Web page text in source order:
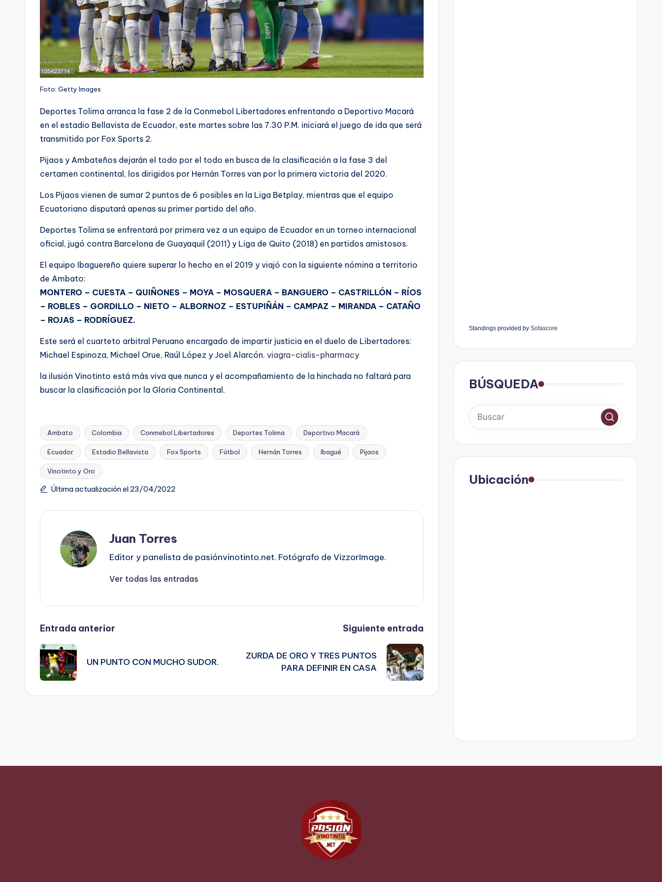
Foto: Getty Images
Deportes Tolima arranca la fase 2 de la Conmebol Libertadores enfrentando a Deportivo Macará
en el estadio Bellavista de Ecuador, este martes sobre las 7.30 P.M. iniciará el juego de ida que será
transmitido por Fox Sports 2.
Pijaos y Ambateños dejarán el todo por el todo en busca de la clasificación a la fase 3 del
certamen continental, los dirigidos por Hernán Torres van por la primera victoria del 2020.
Los Pijaos vienen de sumar 2 puntos de 6 posibles en la Liga Betplay, mientras que el equipo
Ecuatoriano disputará apenas su primer partido del año.
Deportes Tolima se enfrentará por primera vez a un equipo de Ecuador en un torneo internacional
oficial, jugó contra Barcelona de Guayaquil (2011) y Liga de Quito (2018) en partidos amistosos.
El equipo Ibaguereño quiere superar lo hecho en el 2019 y viajó con la siguiente nómina a territorio
de Ambato:
MONTERO – CUESTA – QUIÑONES – MOYA – MOSQUERA – BANGUERO – CASTRILLÓN – RÍOS
– ROBLES – GORDILLO – NIETO – ALBORNOZ – ESTUPIÑÁN – CAMPAZ – MIRANDA – CATAÑO
– ROJAS – RODRÍGUEZ.
Este será el cuarteto arbitral Peruano encargado de impartir justicia en el duelo de Libertadores:
Michael Espinoza, Michael Orue, Raúl López y Joel Alarcón. viagra-cialis-pharmacy
la ilusión Vinotinto está más viva que nunca y el acompañamiento de la hinchada no faltará para
buscar la clasificación por la Gloria Continental.
Etiquetas:
Ambato Colombia Conmebol Libertadores Deportes Tolima Deportivo Macará
Ecuador Estadio Bellavista Fox Sports Fútbol Hernán Torres Ibagué Pijaos
Vinotinto y Oro
Última actualización el 23/04/2022
Juan Torres
Editor y panelista de pasiónvinotinto.net. Fotógrafo de VizzorImage.
Ver todas las entradas
Navegación
de
entradas
Entrada anterior
UN PUNTO CON MUCHO SUDOR.
Siguiente entrada
ZURDA DE ORO Y TRES PUNTOS
PARA DEFINIR EN CASA
Standings provided by Sofascore
BÚSQUEDA
Ubicación